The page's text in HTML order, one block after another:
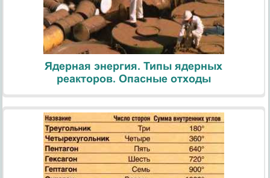
Ядерная энергия. Типы ядерных
реакторов. Опасные отходы